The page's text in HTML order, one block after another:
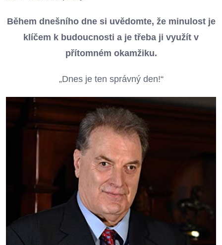
Během dnešního dne si uvědomte, že minulost je
klíčem k budoucnosti a je třeba ji využít v
přítomném okamžiku.
„Dnes je ten správný den!“